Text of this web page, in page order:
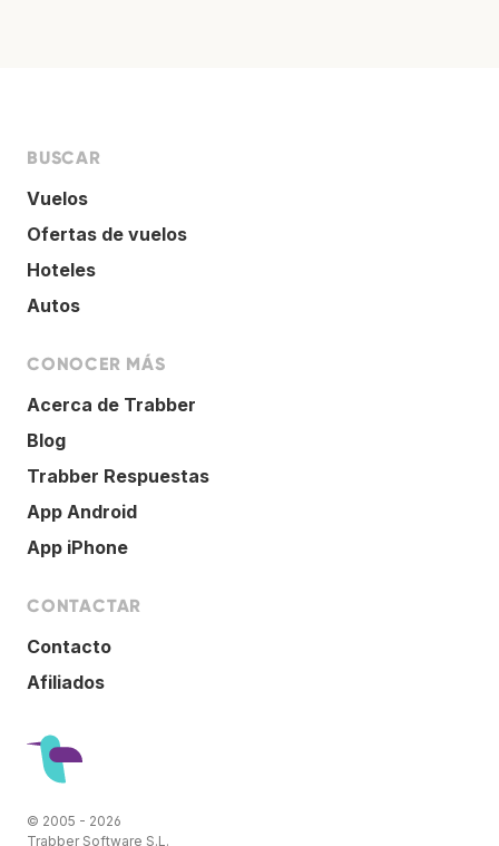
BUSCAR
Vuelos
Ofertas de vuelos
Hoteles
Autos
CONOCER MÁS
Acerca de Trabber
Blog
Trabber Respuestas
App Android
App iPhone
CONTACTAR
Contacto
Afiliados
© 2005 - 2026
Trabber Software S.L.